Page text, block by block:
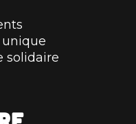
solidaire